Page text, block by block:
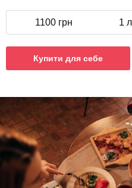
1100 грн 1
Купити для себе